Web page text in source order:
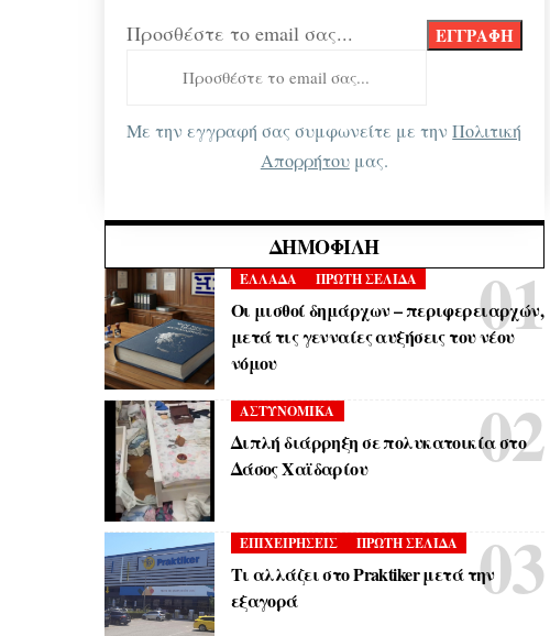
Προσθέστε το email σας...
Με την εγγραφή σας συμφωνείτε με τηνΠολιτική
Απορρήτουμας.
ΔΗΜΟΦΙΛΉ
ΕΛΛΑΔΑ ΠΡΩΤΗ ΣΕΛΙΔΑ
Οι μισθοί δημάρχων – περιφερειαρχών,
μετά τις γενναίες αυξήσεις του νέου
νόμου
ΑΣΤΥΝΟΜΙΚΑ
Διπλή διάρρηξη σε πολυκατοικία στο
Δάσος Χαϊδαρίου
ΕΠΙΧΕΙΡΗΣΕΙΣ ΠΡΩΤΗ ΣΕΛΙΔΑ
Τι αλλάζει στο Praktiker μετά την
εξαγορά